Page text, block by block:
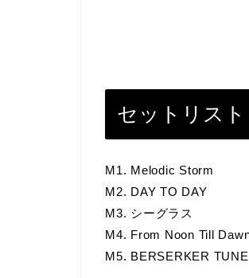
セットリスト
M1. Melodic Storm
M2. DAY TO DAY
M3. シーグラス
M4. From Noon Till
M5. BERSERKER TUNE